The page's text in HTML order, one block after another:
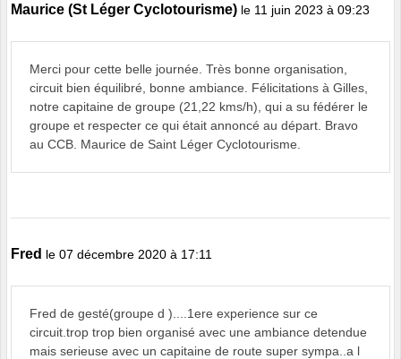
Maurice (St Léger Cyclotourisme) le 11 juin 2023 à 09:23
Merci pour cette belle journée. Très bonne organisation,
circuit bien équilibré, bonne ambiance. Félicitations à Gilles,
notre capitaine de groupe (21,22 kms/h), qui a su fédérer le
groupe et respecter ce qui était annoncé au départ. Bravo
au CCB. Maurice de Saint Léger Cyclotourisme.
Fred le 07 décembre 2020 à 17:11
Fred de gesté(groupe d )....1ere experience sur ce
circuit.trop trop bien organisé avec une ambiance detendue
mais serieuse avec un capitaine de route super sympa..a l